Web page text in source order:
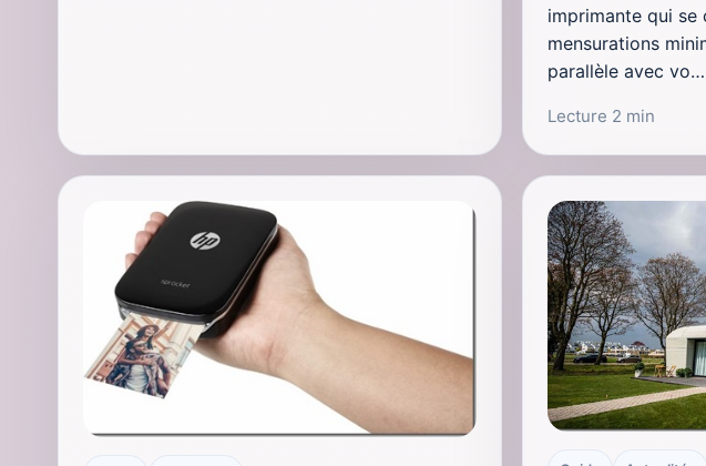
imprimante qui se
mensurations
parallèle avec vo…
Lecture 2 min